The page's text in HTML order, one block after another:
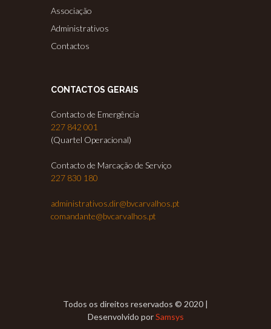
Associação
Administrativos
Contactos
CONTACTOS GERAIS
Contacto de Emergência
227 842 001
(Quartel Operacional)
Contacto de Marcação de Serviço
227 830 180
administrativos.dir@bvcarvalhos.pt
comandante@bvcarvalhos.pt
Todos os direitos reservados © 2020 |
Desenvolvido porSamsys